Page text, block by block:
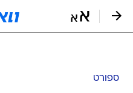
ספורט